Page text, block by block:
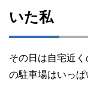
いた私
その日は自宅近
の駐車場はいっぱ